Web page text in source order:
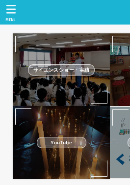
MENU
サイエンスショー・実績
YouTube